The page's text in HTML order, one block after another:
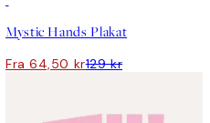
Mystic Hands Plakat
Fra 64,50 kr129 kr